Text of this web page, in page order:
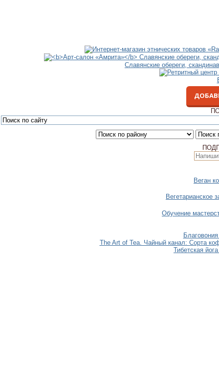
Славянские обереги,
Веган
Вегетарианское
Обучение
The Art of Tea. Чайный канал: Сорта
Тибетская